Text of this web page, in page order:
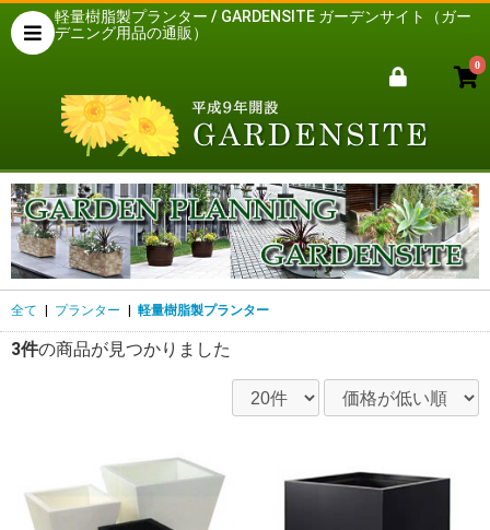
軽量樹脂製プランター / GARDENSITE ガーデンサイト（ガー
デニング用品の通販）
0
全て プランター 軽量樹脂製プランター
3件の商品が見つかりました